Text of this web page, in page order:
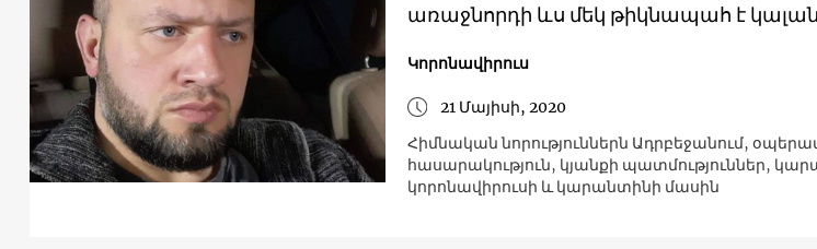
առաջնորդի ևս մեկ թիկնապահ է
Կորոնավիրուս
21 Մայիսի, 2020
Հիմնական նորություններն Ադրբեջանում,
հասարակություն, կյանքի պատմություններ,
կորոնավիրուսի և կարանտինի մասին